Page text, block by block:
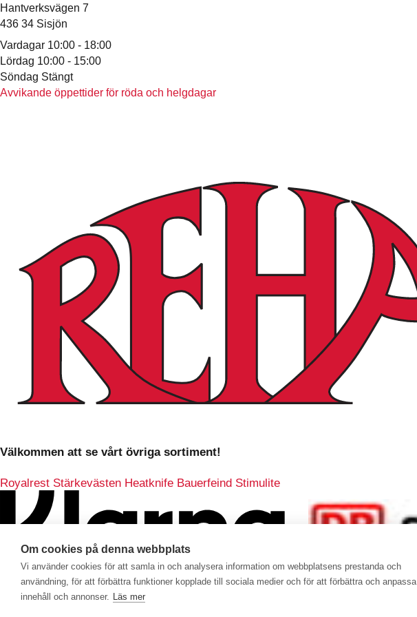
Om cookies på denna webbplats
Vi använder cookies för att samla in och analysera information om webbplatsens prestanda och
användning, för att förbättra funktioner kopplade till sociala medier och för att förbättra och anpassa
innehåll och annonser. Läs mer
Hantverksvägen 7
436 34 Sisjön
Vardagar 10:00 - 18:00
Lördag 10:00 - 15:00
Söndag Stängt
Avvikande öppettider för röda och helgdagar
Välkommen att se vårt övriga sortiment!
Royalrest Stärkevästen Heatknife Bauerfeind Stimulite